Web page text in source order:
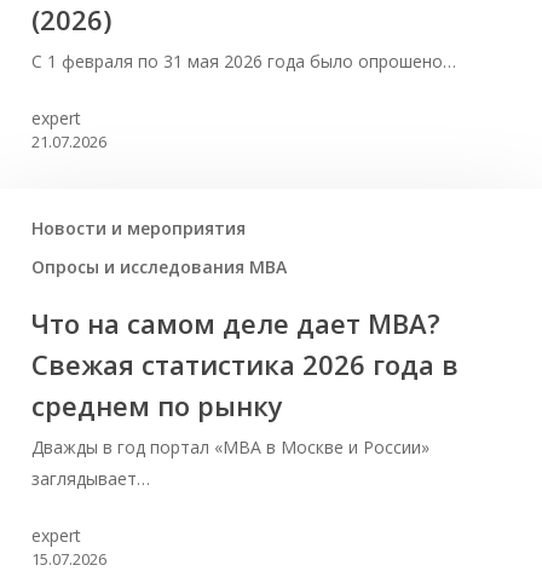
(2026)
С 1 февраля по 31 мая 2026 года было опрошено…
expert
21.07.2026
Новости и мероприятия
Опросы и исследования MBA
Что на самом деле дает MBA?
Свежая статистика 2026 года в
среднем по рынку
Дважды в год портал «МВА в Москве и России»
заглядывает…
expert
15.07.2026